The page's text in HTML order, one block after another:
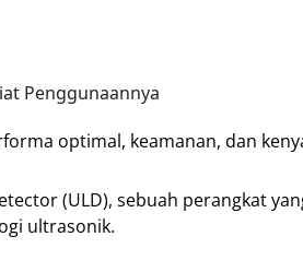
optimal, keamanan, dan
(ULD), sebuah perangkat
ultrasonik.